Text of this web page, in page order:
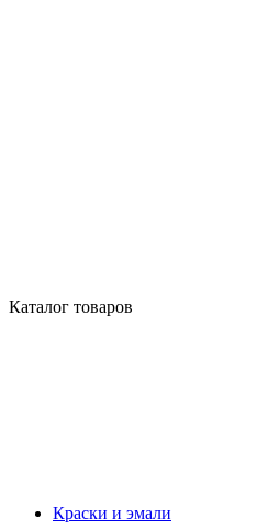
Каталог товаров
Краски и эмали